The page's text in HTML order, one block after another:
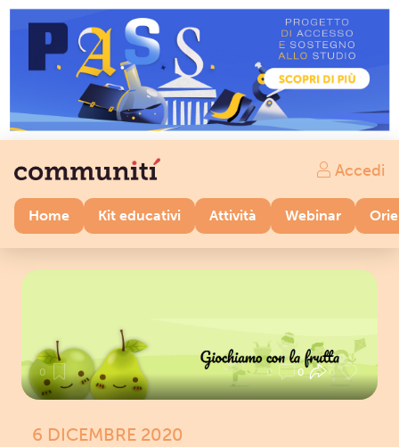
Home Kit educativi Attività Webinar
Accedi
0 0 0 0
6 DICEMBRE 2020